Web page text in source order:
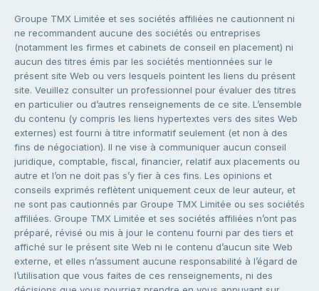
Groupe TMX Limitée et ses sociétés affiliées ne cautionnent ni
ne recommandent aucune des sociétés ou entreprises
(notamment les firmes et cabinets de conseil en placement) ni
aucun des titres émis par les sociétés mentionnées sur le
présent site Web ou vers lesquels pointent les liens du présent
site. Veuillez consulter un professionnel pour évaluer des titres
en particulier ou d’autres renseignements de ce site. L’ensemble
du contenu (y compris les liens hypertextes vers des sites Web
externes) est fourni à titre informatif seulement (et non à des
fins de négociation). Il ne vise à communiquer aucun conseil
juridique, comptable, fiscal, financier, relatif aux placements ou
autre et l’on ne doit pas s’y fier à ces fins. Les opinions et
conseils exprimés reflètent uniquement ceux de leur auteur, et
ne sont pas cautionnés par Groupe TMX Limitée ou ses sociétés
affiliées. Groupe TMX Limitée et ses sociétés affiliées n’ont pas
préparé, révisé ou mis à jour le contenu fourni par des tiers et
affiché sur le présent site Web ni le contenu d’aucun site Web
externe, et elles n’assument aucune responsabilité à l’égard de
l’utilisation que vous faites de ces renseignements, ni des